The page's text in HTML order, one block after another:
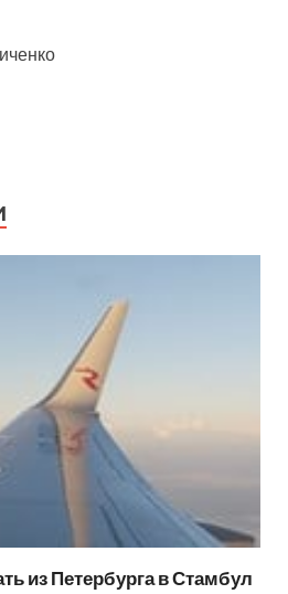
из Петербурга в Стамбул